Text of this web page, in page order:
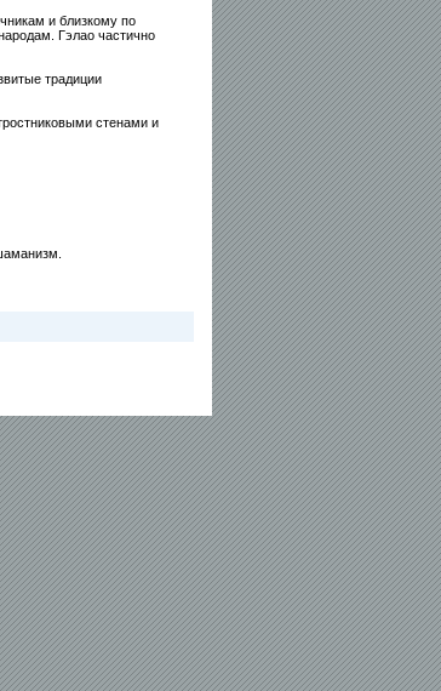
и близкому по
Гэлао частично
традиции
стенами и